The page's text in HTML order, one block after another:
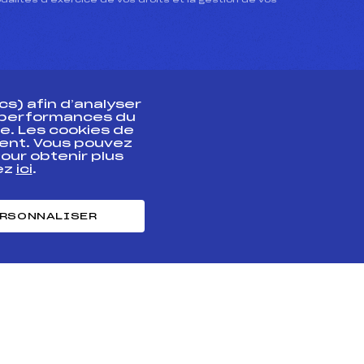
professionnel
afin d’analyser
du
Les cookies de
Vous pouvez
obtenir plus
ici.